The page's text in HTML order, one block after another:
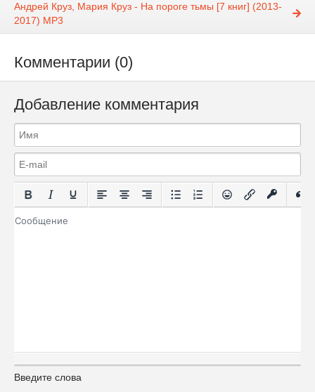
Андрей Круз, Мария Круз - На пороге тьмы [7 книг] (2013-
2017) МР3
Комментарии (0)
Добавление комментария
Введите слова